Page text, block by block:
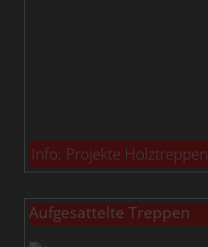
Info: Projekte Holztreppen
Aufgesattelte Treppen